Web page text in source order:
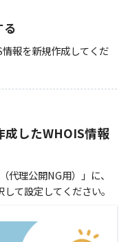
報を新規作成してくだ
成したWHOIS情報
代理公開NG用）」に、
て設定してください。